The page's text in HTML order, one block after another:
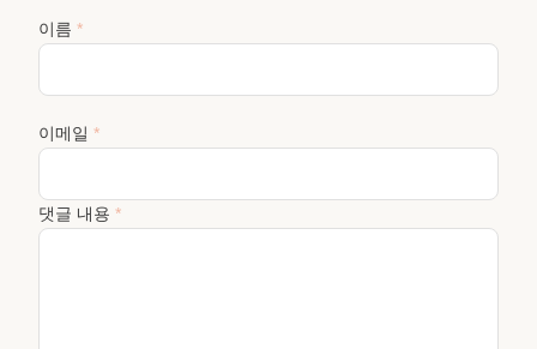
이름 *
이메일 *
댓글 내용 *